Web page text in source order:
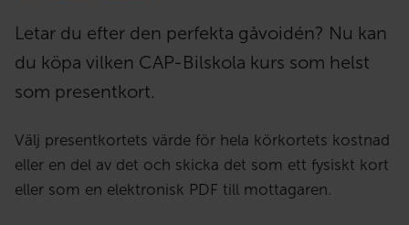
Letar du efter den perfekta gåvoidén? Nu kan
du köpa vilken CAP-Bilskola kurs som helst
som presentkort.
Välj presentkortets värde för hela körkortets kostnad
eller en del av det och skicka det som ett fysiskt kort
eller som en elektronisk PDF till mottagaren.